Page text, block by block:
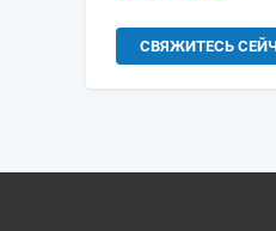
СВЯЖИТЕСЬ